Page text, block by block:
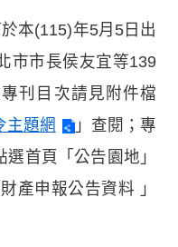
本(115)年5月5日出
市市長侯友宜等139
刊目次請見附件檔
主題網
」查閱；專
首頁「公告園地」
產申報公告資料 」